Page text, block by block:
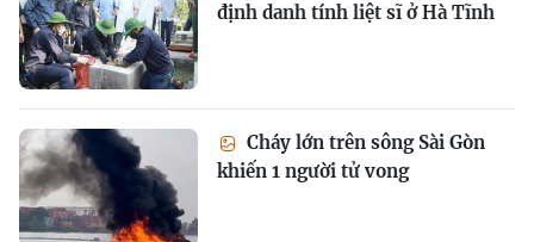
định danh tính liệt sĩ ở Hà Tĩnh
Cháy lớn trên sông Sài Gòn
khiến 1 người tử vong